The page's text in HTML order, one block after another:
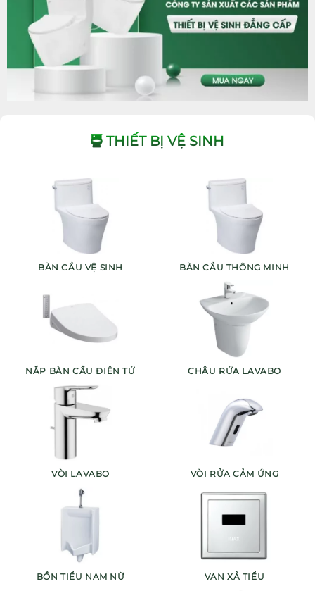
THIẾT BỊ VỆ SINH
BÀN CẦU VỆ SINH BÀN CẦU THÔNG MINH
NẮP BÀN CẦU ĐIỆN TỬ CHẬU RỬA LAVABO
VÒI LAVABO VÒI RỬA CẢM ỨNG
BỒN TIỂU NAM NỮ VAN XẢ TIỂU